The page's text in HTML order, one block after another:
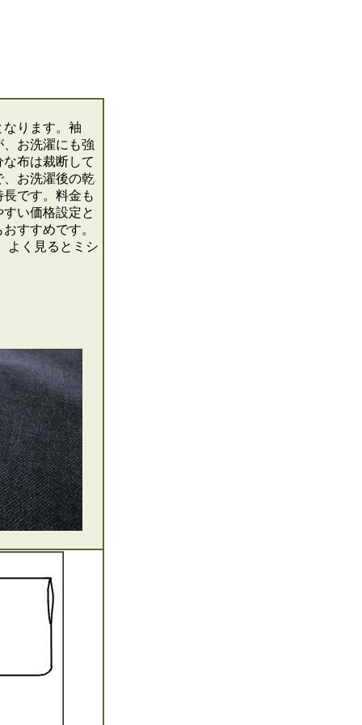
ります。袖
お洗濯にも強
布は裁断して
お洗濯後の乾
です。料金も
い価格設定と
すすめです。
よく見るとミシ